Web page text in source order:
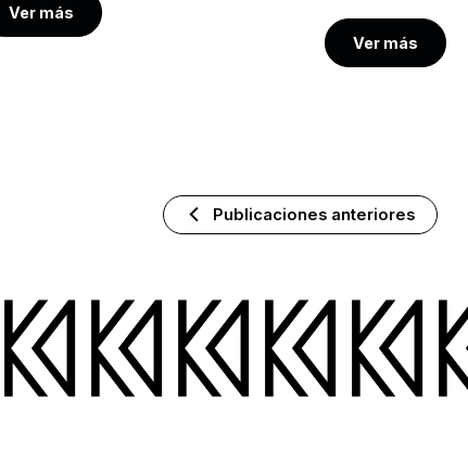
Ver más
Ver más
Publicaciones anteriores